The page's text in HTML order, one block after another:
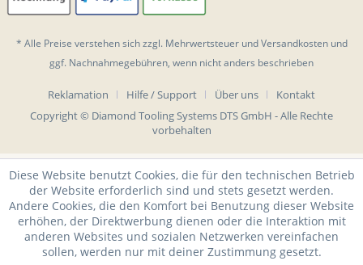
* Alle Preise verstehen sich zzgl. Mehrwertsteuer undVersandkostenund
ggf. Nachnahmegebühren, wenn nicht anders beschrieben
Reklamation Hilfe / Support Über uns
Kontakt
Copyright © Diamond Tooling Systems DTS GmbH - Alle Rechte
vorbehalten
Diese Website benutzt Cookies, die für den technischen Betrieb
der Website erforderlich sind und stets gesetzt werden.
Andere Cookies, die den Komfort bei Benutzung dieser Website
erhöhen, der Direktwerbung dienen oder die Interaktion mit
anderen Websites und sozialen Netzwerken vereinfachen
sollen, werden nur mit deiner Zustimmung gesetzt.